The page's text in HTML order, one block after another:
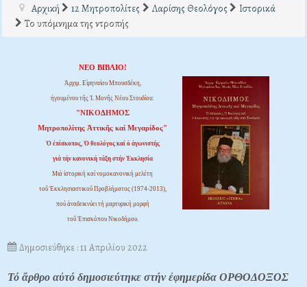
Αρχική 12 Μητροπολίτες Λαρίσης Θεολόγος
Ιστορικά
Το υπόμνημα της ντροπής
ΝΕΟ ΒΙΒΛΙΟ!
Ἀρχιμ. Εἰρηναίου Μπουσδέκη,
ἡγουμένου τῆς Ἱ. Μονῆς Νέου Στουδίου:
"ΝΙΚΟΔΗΜΟΣ
Μητροπολίτης Ἀττικῆς καί Μεγαρίδος"
Ὁ ἐπίσκοπος, Ὁ θεολόγος καί ὁ ἀγωνιστής
γιά τήν κανονική τάξη στήν Ἐκκλησία
Μιά ἱστορική καί νομοκανονική μελέτη
τοῦ Ἐκκλησιαστικοῦ Προβλήματος (1974-2013),
πού ἀναδεικνύει τή μαρτυρική μορφή
τοῦ Ἐπισκόπου Νικοδήμου.
Δημοσιεύθηκε : 11 Απριλίου 2022
Τό ἄρθρο αὐτό δημοσιεύτηκε στήν ἐφημερίδα ΟΡΘΟΔΟΞΟΣ